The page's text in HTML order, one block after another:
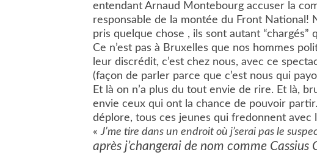
entendant Arnaud Montebourg accuser la
responsable de la montée du Front National!
pris quelque chose , ils sont autant
Ce n’est pas à Bruxelles que nos hommes
leur discrédit, c’est chez nous, avec ce
(façon de parler parce que c’est nous qui
Et là on n’a plus du tout envie de rire. Et là,
envie ceux qui ont la chance de pouvoir
déplore, tous ces jeunes qui fredonnent avec
«J’me tire dans un endroit où j’serai pas le
après j’changerai de nom comme Cassius